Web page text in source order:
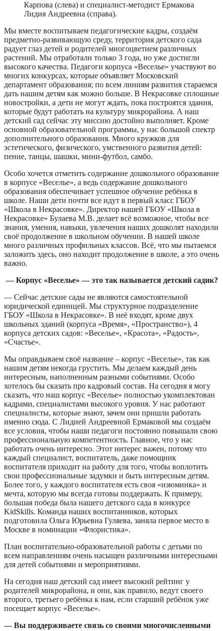
Карпова (слева) и специалист-методист Ермакова
Лидия Андреевна (справа).
Мы вместе воспитываем педагогические кадры, создаём
предметно-развивающую среду, территория детского сада
радует глаз детей и родителей многоцветием различных
растений. Мы отработали только 3 года, но уже достигли
высокого качества. Педагоги корпуса «Веселье» участвуют во
многих конкурсах, которые объявляет Московский
департамент образования; по всем линиям развития стараемся
дать нашим детям как можно больше. В Некрасовке сплошные
новостройки, а дети не могут ждать, пока построятся здания,
которые будут работать на культуру микрорайона. А наш
детский сад сейчас эту миссию достойно выполняет. Кроме
основной образовательной программы, у нас большой спектр
дополнительного образования. Много кружков для
эстетического, физического, умственного развития детей:
пение, танцы, шашки, мини-футбол, самбо.
Особо хочется отметить содержание дошкольного образование
в корпусе «Веселье», а ведь содержание дошкольного
образования обеспечивает успешное обучение ребёнка в
школе. Наши дети почти все идут в первый класс ГБОУ
«Школа в Некрасовке». Директор нашей ГБОУ «Школа в
Некрасовке» Булаева М.В. делает всё возможное, чтобы все
знания, умения, навыки, увлечения наших дошколят находили
своё продолжение в школьном обучении. В нашей школе
много различных профильных классов. Всё, что мы пытаемся
заложить здесь, оно находит продолжение в школе, а это очень
важно.
— Корпус «Веселье» — это так называется детский садик?
— Сейчас детские сады не являются самостоятельной
юридической единицей. Мы структурное подразделение
ГБОУ «Школа в Некрасовке». В неё входят, кроме двух
школьных зданий (корпуса «Время», «Пространство»), 4
корпуса детских садов: «Веселье», «Красота», «Радость»,
«Счастье».
Мы оправдываем своё название – корпус «Веселье», так как
нашим детям некогда грустить. Мы делаем каждый день
интересным, наполненным разными событиями. Особо
хотелось бы сказать про кадровый состав. На сегодня я могу
сказать, что наш корпус «Веселье» полностью укомплектован
кадрами, специалистами высокого уровня. У нас работают
специалисты, которые знают, зачем они пришли работать
именно сюда. С Лидией Андреевной Ермаковой мы создаём
все условия, чтобы наши педагоги постоянно повышали свою
профессиональную компетентность. Главное, что у нас
работать очень интересно. Этот интерес важен, потому что
каждый специалист, воспитатель, даже помощник
воспитателя приходит на работу для того, чтобы воплотить
свои профессиональные задумки и быть интересным детям.
Более того, у каждого воспитателя есть своя «изюминка» и
мечта, которую мы всегда готовы поддержать. К примеру,
большая победа была нашего детского сада в конкурсе
KidSkills. Команда наших воспитанников, которых
подготовила Ольга Юрьевна Гуляева, заняла первое место в
Москве в номинации «Флористика».
План воспитательно-образовательной работы с детьми по
всем направлениям очень насыщен различными интересными
для детей событиями и мероприятиями.
На сегодня наш детский сад имеет высокий рейтинг у
родителей микрорайона, и они, как правило, ведут своего
второго, третьего ребёнка к нам, если старший ребёнок уже
посещает корпус «Веселье».
— Вы поддерживаете связь со своими многочисленными